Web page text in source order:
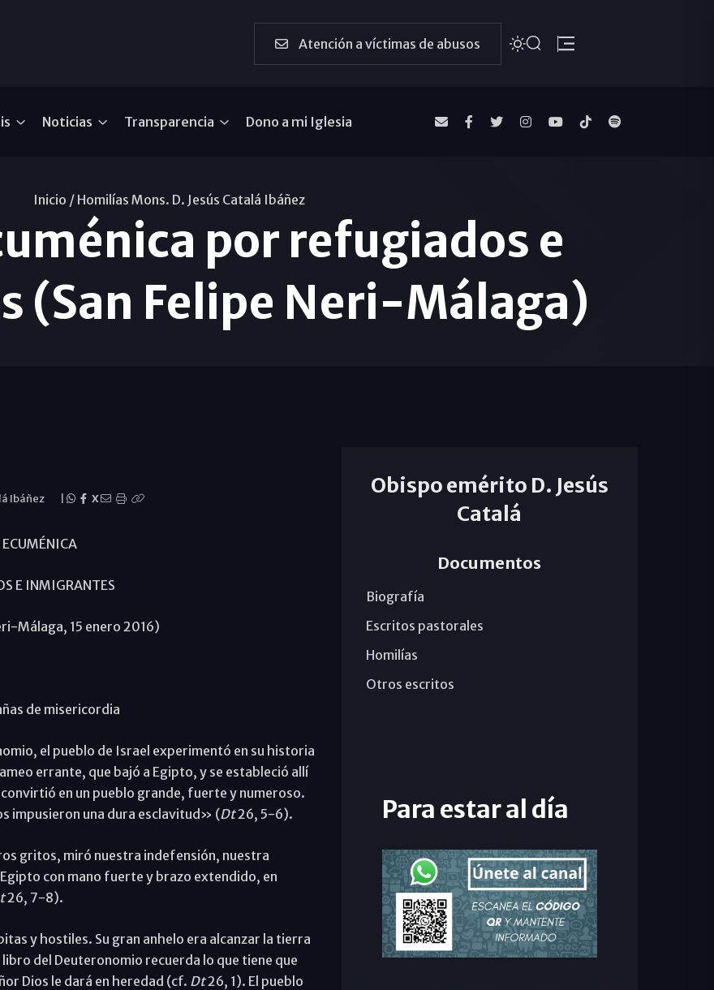
Atención a víctimas de abusos
Noticias Transparencia Dono a mi Iglesia
Inicio / Homilías Mons. D. Jesús Catalá Ibáñez
por refugiados e
(San Felipe Neri-Málaga)
Ibáñez X
E INMIGRANTES
Málaga, 15 enero 2016)
de misericordia
el pueblo de Israel experimentó en su historia
errante, que bajó a Egipto, y se estableció allí
en un pueblo grande, fuerte y numeroso.
impusieron una dura esclavitud» (Dt26, 5-6).
gritos, miró nuestra indefensión, nuestra
con mano fuerte y brazo extendido, en
26, 7-8).
y hostiles. Su gran anhelo era alcanzar la tierra
del Deuteronomio recuerda lo que tiene que
Dios le dará en heredad (cf. Dt26, 1). El pueblo
Obispo emérito D. Jesús
Catalá
Documentos
Biografía
Escritos pastorales
Homilías
Otros escritos
Para estar al día